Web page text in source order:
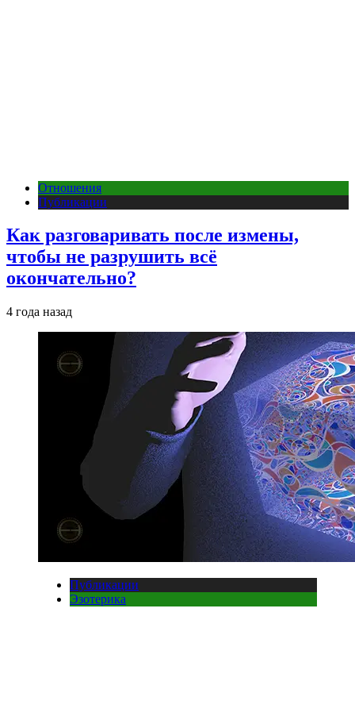
Отношения
Публикации
Как разговаривать после измены,
чтобы не разрушить всё
окончательно?
4 года назад
Публикации
Эзотерика